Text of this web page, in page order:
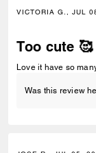
VICTORIA G., JUL
Too cute 🥰
Love it have so
Was this review